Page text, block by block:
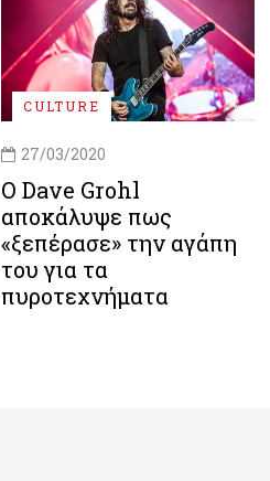
CULTURE
27/03/2020
Ο Dave Grohl
αποκάλυψε πως
«ξεπέρασε» την αγάπη
του για τα
πυροτεχνήματα